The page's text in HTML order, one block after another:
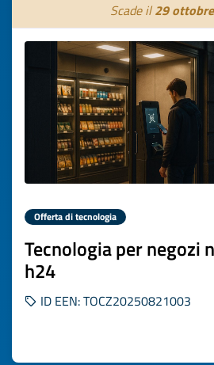
Scade il29
Offerta di tecnologia
Tecnologia per negozi
h24
ID EEN: TOCZ20250821003